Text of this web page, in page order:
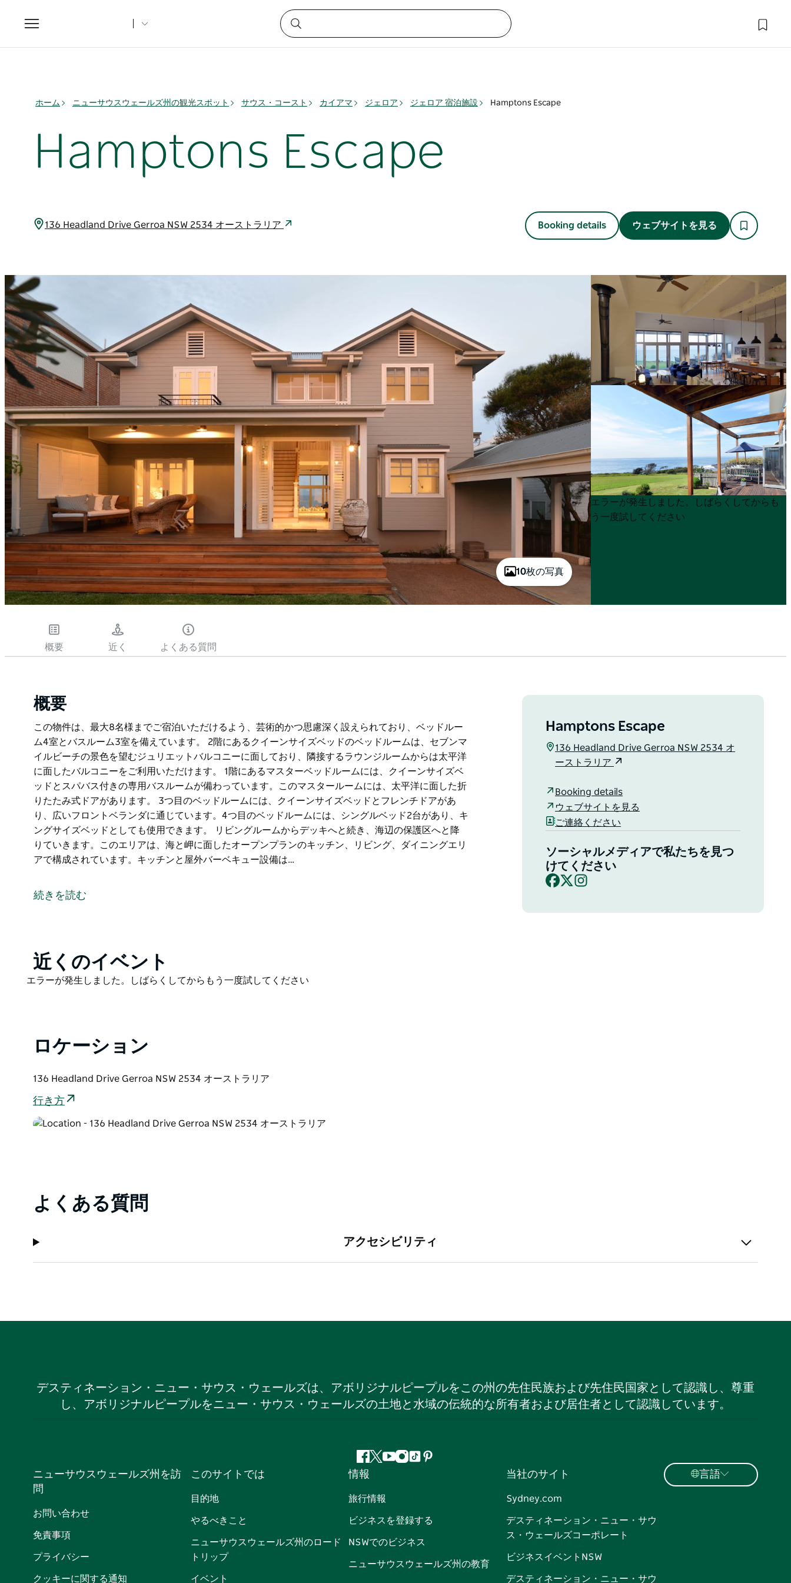
Toggle
navigation
ホーム ニューサウスウェールズ州の観光スポット サウス・コースト カイアマ ジェロア ジェロア 宿泊施設 Hamptons Escape
Hamptons Escape
136 Headland Drive Gerroa NSW 2534 オーストラリア Booking details ウェブサイトを見る
10枚の写真
Product
List
Product
List
エラーが発生しました。しばらくしてからも
う一度試してください
概要 近く よくある質問
概要
この物件は、最大8名様までご宿泊いただけるよう、芸術的かつ思慮深く設えられており、ベッドルー
ム4室とバスルーム3室を備えています。 2階にあるクイーンサイズベッドのベッドルームは、セブンマ
イルビーチの景色を望むジュリエットバルコニーに面しており、隣接するラウンジルームからは太平洋
に面したバルコニーをご利用いただけます。 1階にあるマスターベッドルームには、クイーンサイズベ
ッドとスパバス付きの専用バスルームが備わっています。このマスタールームには、太平洋に面した折
りたたみ式ドアがあります。 3つ目のベッドルームには、クイーンサイズベッドとフレンチドアがあ
り、広いフロントベランダに通じています。4つ目のベッドルームには、シングルベッド2台があり、キ
ングサイズベッドとしても使用できます。 リビングルームからデッキへと続き、海辺の保護区へと降
りていきます。このエリアは、海と岬に面したオープンプランのキッチン、リビング、ダイニングエリ
アで構成されています。キッチンと屋外バーベキュー設備は…
ム4室とバスルーム3室を備えています。
1階にあるマスターベッドルームには、クイーンサイズベッドとスパバス付きの専用バスルームが備わ
っています。このマスタールームには、太平洋に面した折りたたみ式ドアがあります。
リビングルームからデッキへと続き、海辺の保護区へと降りていきます。このエリアは、海と岬に面し
ベキュー設備は、グルメシェフの腕を振るうのに最適です。
続きを読む
Hamptons Escape
136 Headland Drive Gerroa NSW 2534 オ
ーストラリア
Booking details
ウェブサイトを見る
ご連絡ください
ソーシャルメディアで私たちを見つ
けてください
Facebook
X
Product
List
近くのイベント
Product
エラーが発生しました。しばらくしてからもう一度試してください
ロケーション
136 Headland Drive Gerroa NSW 2534 オーストラリア
行き方
よくある質問
アクセシビリティ
デスティネーション・ニュー・サウス・ウェールズは、アボリジナルピープルをこの州の先住民族および先住民国家として認識し、尊重
し、アボリジナルピープルをニュー・サウス・ウェールズの土地と水域の伝統的な所有者および居住者として認識しています。
フ
ェ
イ
ブ
ッ
ツ
ッ
ー
ユ
ー
ブ
イ
グ
ラ
テ
ト
ピ
ス
ニューサウスウェールズ州を訪
問
お問い合わせ
免責事項
プライバシー
クッキーに関する通知
このサイトでは
目的地
やるべきこと
ニューサウスウェールズ州のロード
トリップ
イベント
情報
旅行情報
ビジネスを登録する
NSWでのビジネス
ニューサウスウェールズ州の教育
当社のサイト
Sydney.com
デスティネーション・ニュー・サウ
ス・ウェールズコーポレート
ビジネスイベントNSW
デスティネーション・ニュー・サウ
言語